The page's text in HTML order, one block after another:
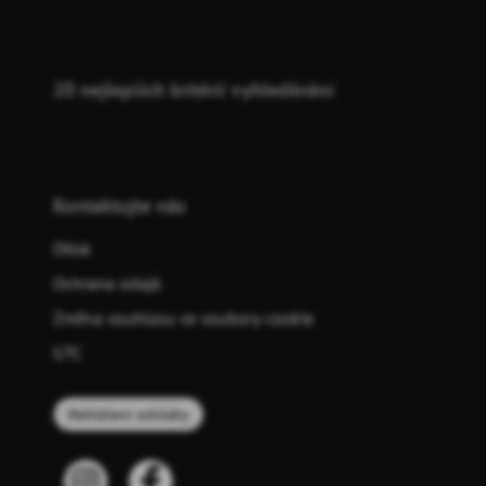
20 nejlepších kritérií vyhledávání
Kontaktujte nás
Otisk
Ochrana údajů
Změna souhlasu se soubory cookie
Nahlášení schůzky